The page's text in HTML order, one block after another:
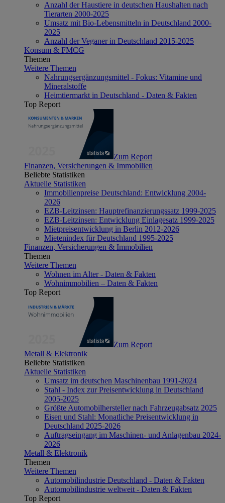
Anzahl der Haustiere in deutschen Haushalten nach
Tierarten 2000-2025
Umsatz mit Bio-Lebensmitteln in Deutschland 2000-
2025
Anzahl der Veganer in Deutschland 2015-2025
Konsum & FMCG
Themen
Weitere Themen
Nahrungsergänzungsmittel - Fokus: Vitamine und
Mineralstoffe
Heimtiermarkt in Deutschland - Daten & Fakten
Top Report
Zum Report
Finanzen, Versicherungen & Immobilien
Beliebte Statistiken
Aktuelle Statistiken
Immobilienpreise Deutschland: Entwicklung 2004-
2026
EZB-Leitzinsen: Hauptrefinanzierungssatz 1999-2025
EZB-Leitzinsen: Entwicklung Einlagesatz 1999-2025
Mietpreisentwicklung in Berlin 2012-2026
Mietenindex für Deutschland 1995-2025
Finanzen, Versicherungen & Immobilien
Themen
Weitere Themen
Wohnen im Alter - Daten & Fakten
Wohnimmobilien – Daten & Fakten
Top Report
Zum Report
Metall & Elektronik
Beliebte Statistiken
Aktuelle Statistiken
Umsatz im deutschen Maschinenbau 1991-2024
Stahl - Index zur Preisentwicklung in Deutschland
2005-2025
Größte Automobilhersteller nach Fahrzeugabsatz 2025
Eisen und Stahl: Monatliche Preisentwicklung in
Deutschland 2025-2026
Auftragseingang im Maschinen- und Anlagenbau 2024-
2026
Metall & Elektronik
Themen
Weitere Themen
Automobilindustrie Deutschland - Daten & Fakten
Automobilindustrie weltweit - Daten & Fakten
Top Report